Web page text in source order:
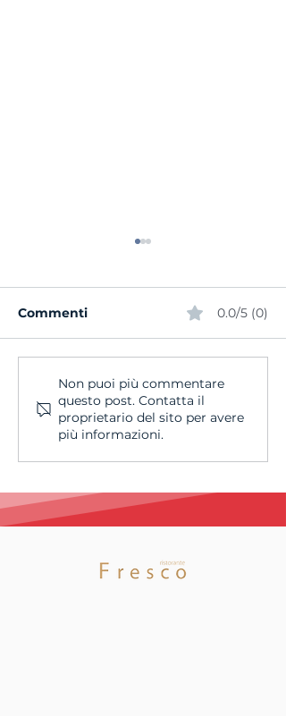
La SAM Basket
Massagno ottiene in
prima istanza la
Licenza A per la
stagione 2026/2027
Commenti 0.0/5 (0)
Non puoi più commentare
questo post. Contatta il
proprietario del sito per avere
più informazioni.